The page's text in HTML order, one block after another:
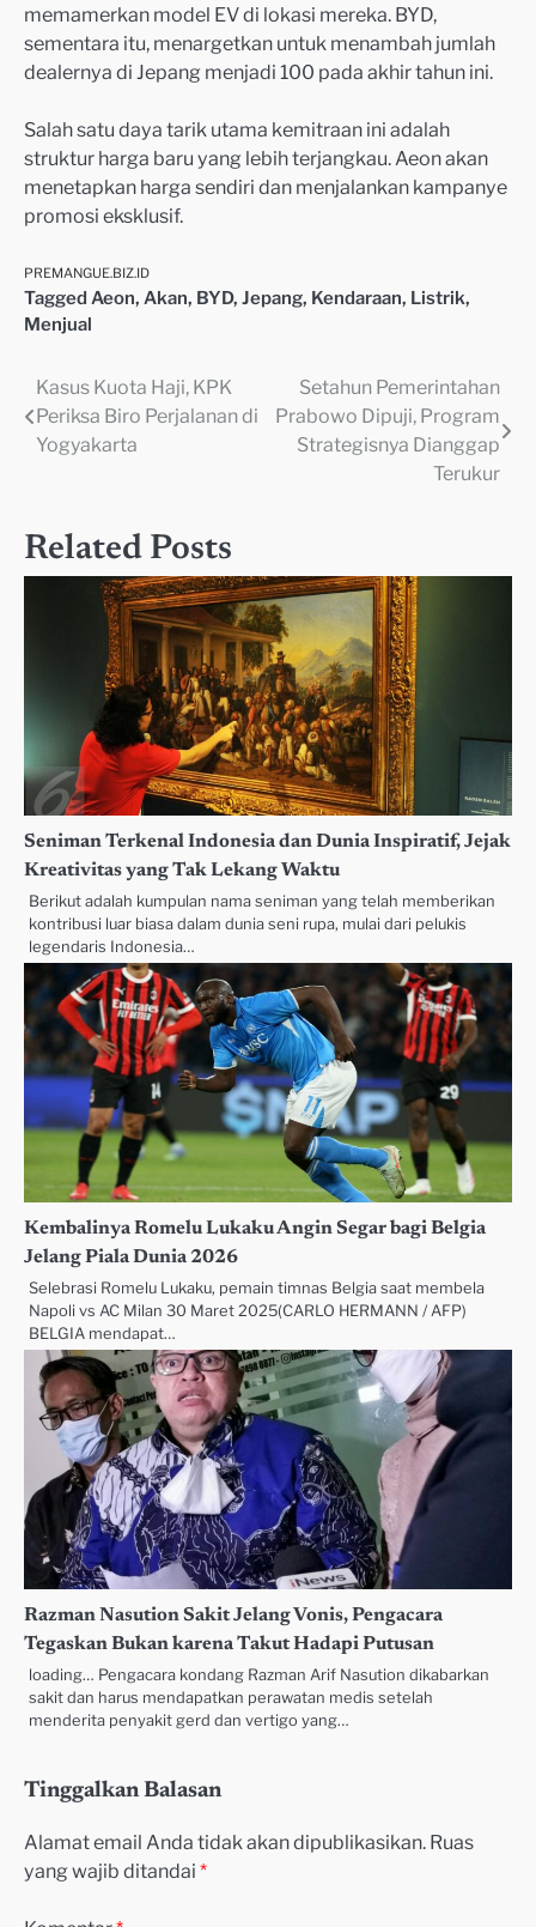
memamerkan model EV di lokasi mereka. BYD,
sementara itu, menargetkan untuk menambah jumlah
dealernya di Jepang menjadi 100 pada akhir tahun ini.
Salah satu daya tarik utama kemitraan ini adalah
struktur harga baru yang lebih terjangkau. Aeon akan
menetapkan harga sendiri dan menjalankan kampanye
promosi eksklusif.
PREMANGUE.BIZ.ID
Tagged Aeon, Akan, BYD, Jepang, Kendaraan, Listrik,
Menjual
Navigasi
pos
Kasus Kuota Haji, KPK
Periksa Biro Perjalanan di
Yogyakarta
Setahun Pemerintahan
Prabowo Dipuji, Program
Strategisnya Dianggap
Terukur
Related Posts
Seniman Terkenal Indonesia dan Dunia Inspiratif, Jejak
Kreativitas yang Tak Lekang Waktu
Berikut adalah kumpulan nama seniman yang telah memberikan
kontribusi luar biasa dalam dunia seni rupa, mulai dari pelukis
legendaris Indonesia…
Kembalinya Romelu Lukaku Angin Segar bagi Belgia
Jelang Piala Dunia 2026
Selebrasi Romelu Lukaku, pemain timnas Belgia saat membela
Napoli vs AC Milan 30 Maret 2025(CARLO HERMANN / AFP)
BELGIA mendapat…
Razman Nasution Sakit Jelang Vonis, Pengacara
Tegaskan Bukan karena Takut Hadapi Putusan
loading… Pengacara kondang Razman Arif Nasution dikabarkan
sakit dan harus mendapatkan perawatan medis setelah
menderita penyakit gerd dan vertigo yang…
Tinggalkan Balasan
Alamat email Anda tidak akan dipublikasikan. Ruas
yang wajib ditandai *